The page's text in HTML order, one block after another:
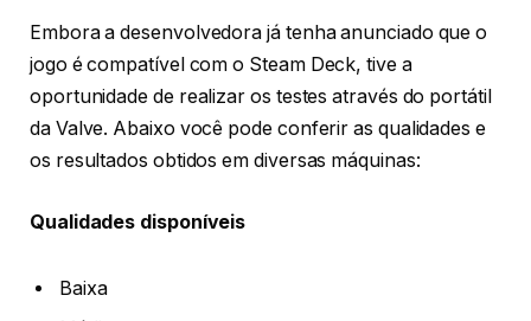
Embora a desenvolvedora já tenha anunciado que o
jogo é compatível com o Steam Deck, tive a
oportunidade de realizar os testes através do portátil
da Valve. Abaixo você pode conferir as qualidades e
os resultados obtidos em diversas máquinas:
Qualidades disponíveis
Baixa